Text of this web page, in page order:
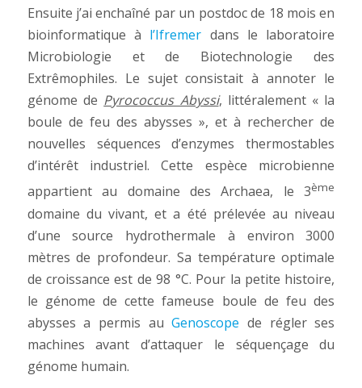
Ensuite j’ai enchaîné par un postdoc de 18 mois en
bioinformatique à l’Ifremer dans le laboratoire
Microbiologie et de Biotechnologie des
Extrêmophiles. Le sujet consistait à annoter le
génome de Pyrococcus Abyssi, littéralement « la
boule de feu des abysses », et à rechercher de
nouvelles séquences d’enzymes thermostables
d’intérêt industriel. Cette espèce microbienne
appartient au domaine des Archaea, le 3ème
domaine du vivant, et a été prélevée au niveau
d’une source hydrothermale à environ 3000
mètres de profondeur. Sa température optimale
de croissance est de 98 °C. Pour la petite histoire,
le génome de cette fameuse boule de feu des
abysses a permis auGenoscope de régler ses
machines avant d’attaquer le séquençage du
génome humain.